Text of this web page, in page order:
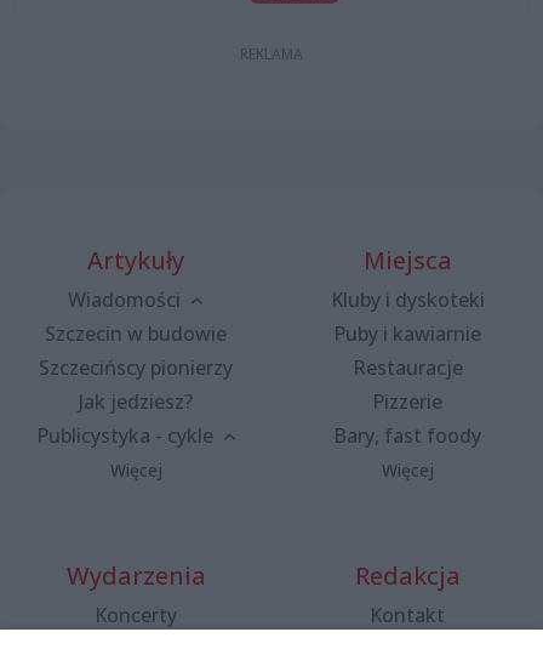
Artykuły
Wiadomości
Szczecin w budowie
Szczecińscy pionierzy
Jak jedziesz?
Publicystyka - cykle
Więcej
Miejsca
Kluby i dyskoteki
Puby i kawiarnie
Restauracje
Pizzerie
Bary, fast foody
Więcej
Wydarzenia
Koncerty
Redakcja
Kontakt